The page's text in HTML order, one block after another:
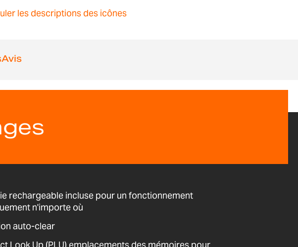
les descriptions des icônes
Avis
rechargeable incluse pour un fonctionnement
n'importe où
auto-clear